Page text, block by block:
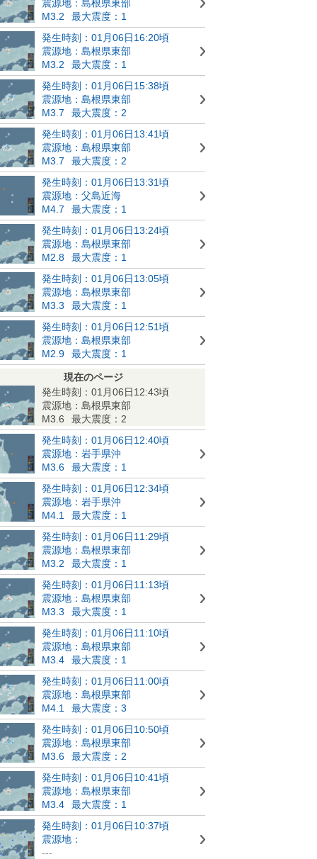
震源地：島根県東部
M3.2
最大震度：1
発生時刻：01月06日16:20頃
震源地：島根県東部
M3.2
最大震度：1
発生時刻：01月06日15:38頃
震源地：島根県東部
M3.7
最大震度：2
発生時刻：01月06日13:41頃
震源地：島根県東部
M3.7
最大震度：2
発生時刻：01月06日13:31頃
震源地：父島近海
M4.7
最大震度：1
発生時刻：01月06日13:24頃
震源地：島根県東部
M2.8
最大震度：1
発生時刻：01月06日13:05頃
震源地：島根県東部
M3.3
最大震度：1
発生時刻：01月06日12:51頃
震源地：島根県東部
M2.9
最大震度：1
現在のページ
発生時刻：01月06日12:43頃
震源地：島根県東部
M3.6
最大震度：2
発生時刻：01月06日12:40頃
震源地：岩手県沖
M3.6
最大震度：1
発生時刻：01月06日12:34頃
震源地：岩手県沖
M4.1
最大震度：1
発生時刻：01月06日11:29頃
震源地：島根県東部
M3.2
最大震度：1
発生時刻：01月06日11:13頃
震源地：島根県東部
M3.3
最大震度：1
発生時刻：01月06日11:10頃
震源地：島根県東部
M3.4
最大震度：1
発生時刻：01月06日11:00頃
震源地：島根県東部
M4.1
最大震度：3
発生時刻：01月06日10:50頃
震源地：島根県東部
M3.6
最大震度：2
発生時刻：01月06日10:41頃
震源地：島根県東部
M3.4
最大震度：1
発生時刻：01月06日10:37頃
震源地：
---